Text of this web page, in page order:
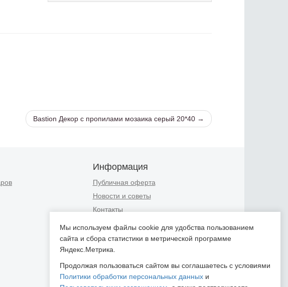
Bastion Декор с пропилами мозаика серый 20*40 →
Информация
Публичная оферта
Новости и советы
Контакты
персональных данных
Пользовательское соглашение
Мы используем файлы cookie для удобства пользованием
сайта и сбора статистики в метрической программе
Яндекс.Метрика.
Продолжая пользоваться сайтом вы соглашаетесь с условиями
Политики обработки персональных данных и